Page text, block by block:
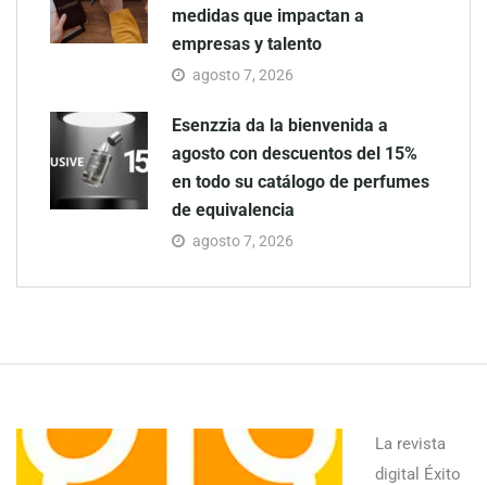
medidas que impactan a
empresas y talento
agosto 7, 2026
Esenzzia da la bienvenida a
agosto con descuentos del 15%
en todo su catálogo de perfumes
de equivalencia
agosto 7, 2026
La revista
digital Éxito